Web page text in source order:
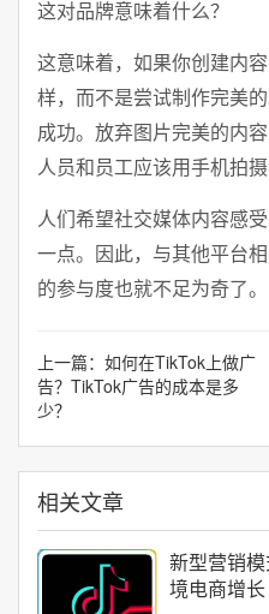
这对品牌意味着什么？
这意味着，如果你创建内
样，而不是尝试制作完美
成功。放弃图片完美的内
人员和员工应该用手机拍摄
人们希望社交媒体内容感
一点。因此，与其他平台
的参与度也就不足为奇了。
上一篇： 如何在TikTok上做广
告？TikTok广告的成本是多
少？
相关文章
新型营销
境电商增长